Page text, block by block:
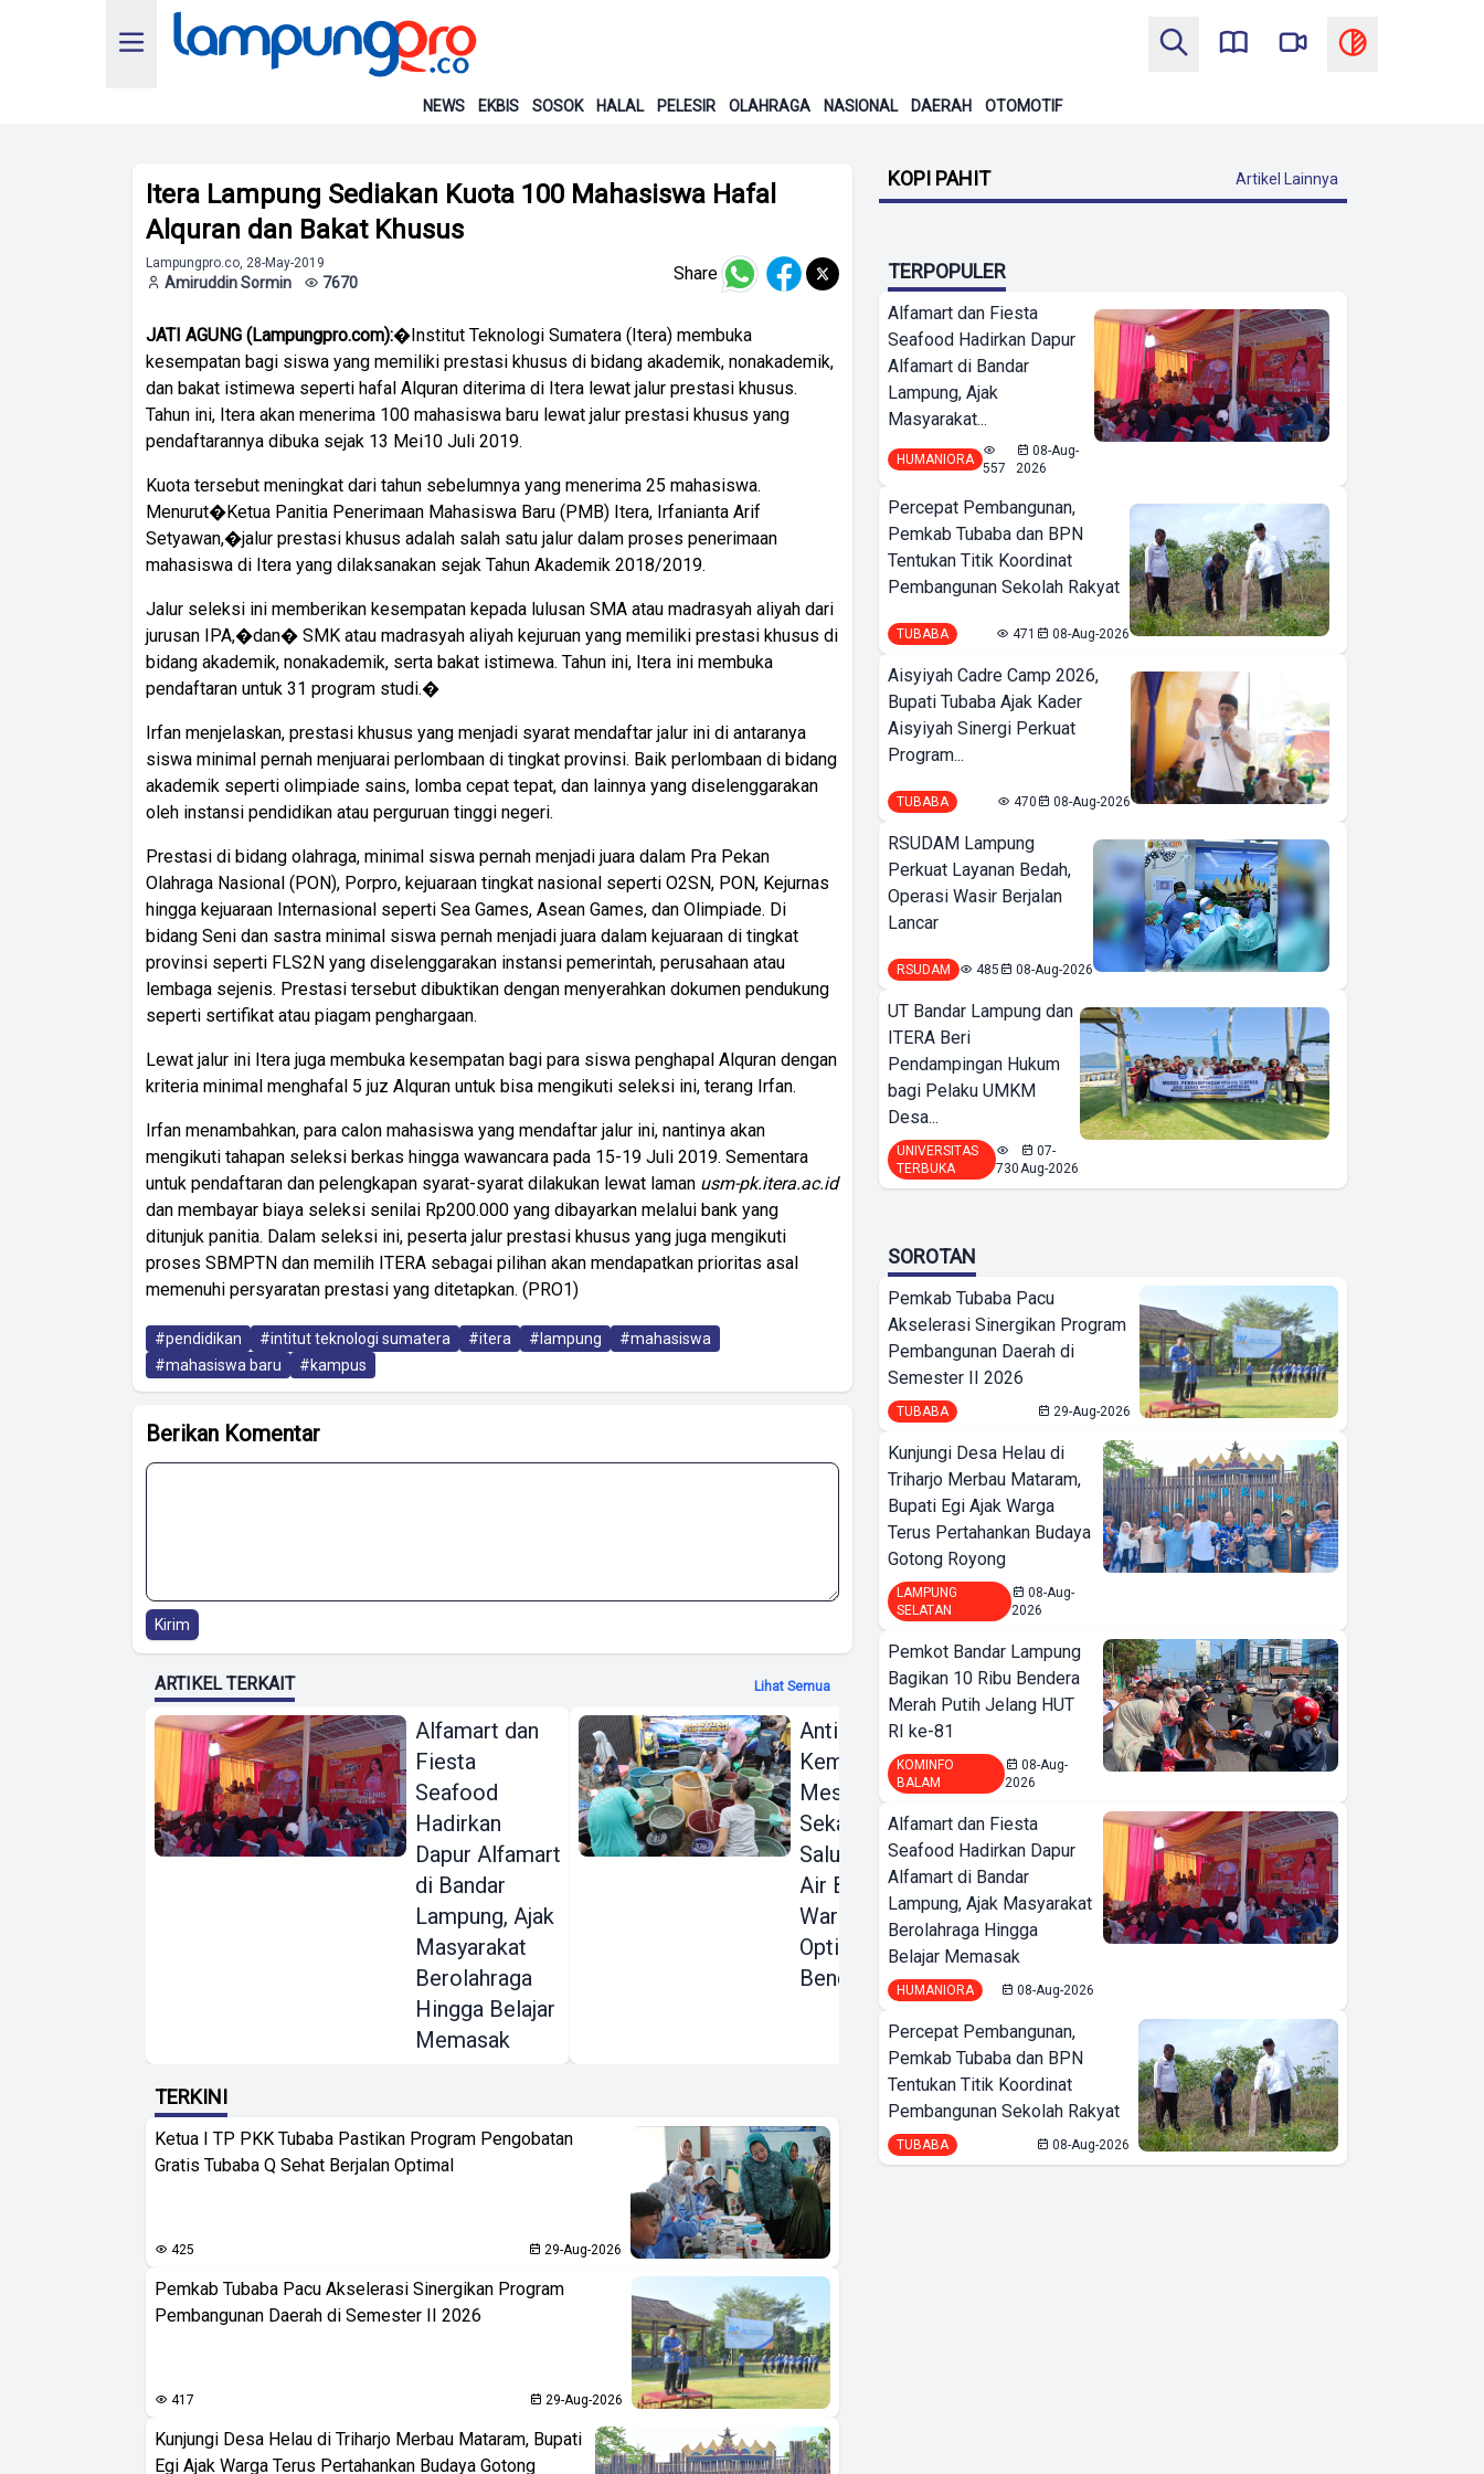
NEWS EKBIS SOSOK HALAL PELESIR OLAHRAGA NASIONAL DAERAH OTOMOTIF
Itera Lampung Sediakan Kuota 100 Mahasiswa Hafal
Alquran dan Bakat Khusus
Lampungpro.co, 28-May-2019
Amiruddin Sormin 7670 Share
JATI AGUNG (Lampungpro.com):�Institut Teknologi Sumatera (Itera) membuka
kesempatan bagi siswa yang memiliki prestasi khusus di bidang akademik, nonakademik,
dan bakat istimewa seperti hafal Alquran diterima di Itera lewat jalur prestasi khusus.
Tahun ini, Itera akan menerima 100 mahasiswa baru lewat jalur prestasi khusus yang
pendaftarannya dibuka sejak 13 Mei10 Juli 2019.
Kuota tersebut meningkat dari tahun sebelumnya yang menerima 25 mahasiswa.
Menurut�Ketua Panitia Penerimaan Mahasiswa Baru (PMB) Itera, Irfanianta Arif
Setyawan,�jalur prestasi khusus adalah salah satu jalur dalam proses penerimaan
mahasiswa di Itera yang dilaksanakan sejak Tahun Akademik 2018/2019.
Jalur seleksi ini memberikan kesempatan kepada lulusan SMA atau madrasyah aliyah dari
jurusan IPA,�dan� SMK atau madrasyah aliyah kejuruan yang memiliki prestasi khusus di
bidang akademik, nonakademik, serta bakat istimewa. Tahun ini, Itera ini membuka
pendaftaran untuk 31 program studi.�
Irfan menjelaskan, prestasi khusus yang menjadi syarat mendaftar jalur ini di antaranya
siswa minimal pernah menjuarai perlombaan di tingkat provinsi. Baik perlombaan di bidang
akademik seperti olimpiade sains, lomba cepat tepat, dan lainnya yang diselenggarakan
oleh instansi pendidikan atau perguruan tinggi negeri.
Prestasi di bidang olahraga, minimal siswa pernah menjadi juara dalam Pra Pekan
Olahraga Nasional (PON), Porpro, kejuaraan tingkat nasional seperti O2SN, PON, Kejurnas
hingga kejuaraan Internasional seperti Sea Games, Asean Games, dan Olimpiade. Di
bidang Seni dan sastra minimal siswa pernah menjadi juara dalam kejuaraan di tingkat
provinsi seperti FLS2N yang diselenggarakan instansi pemerintah, perusahaan atau
lembaga sejenis. Prestasi tersebut dibuktikan dengan menyerahkan dokumen pendukung
seperti sertifikat atau piagam penghargaan.
Lewat jalur ini Itera juga membuka kesempatan bagi para siswa penghapal Alquran dengan
kriteria minimal menghafal 5 juz Alquran untuk bisa mengikuti seleksi ini, terang Irfan.
Irfan menambahkan, para calon mahasiswa yang mendaftar jalur ini, nantinya akan
mengikuti tahapan seleksi berkas hingga wawancara pada 15-19 Juli 2019. Sementara
untuk pendaftaran dan pelengkapan syarat-syarat dilakukan lewat laman usm-pk.itera.ac.id
dan membayar biaya seleksi senilai Rp200.000 yang dibayarkan melalui bank yang
ditunjuk panitia. Dalam seleksi ini, peserta jalur prestasi khusus yang juga mengikuti
proses SBMPTN dan memilih ITERA sebagai pilihan akan mendapatkan prioritas asal
memenuhi persyaratan prestasi yang ditetapkan. (PRO1)
#pendidikan #intitut teknologi sumatera #itera #lampung
#mahasiswa
#mahasiswa baru
#kampus
Berikan Komentar
Kirim
ARTIKEL TERKAIT Lihat Semua
Alfamart dan
Fiesta
Seafood
Hadirkan
Dapur Alfamart
di Bandar
Lampung, Ajak
Masyarakat
Berolahraga
Hingga Belajar
Memasak
Antisipasi
Kemarau, BBWS
Mesuji -
Sekampung
Salurkan Bantuan
Air Bersih ke
Warga Hingga
Optimalkan
Bendungan
Japfa for Kids
Hadir di 15
Sekolah Dasar
di Lampung
Selatan,
Kampanyekan
Perbaikan Gizi
Menuju
TERKINI
Ketua I TP PKK Tubaba Pastikan Program Pengobatan
Gratis Tubaba Q Sehat Berjalan Optimal
425 29-Aug-2026
Pemkab Tubaba Pacu Akselerasi Sinergikan Program
Pembangunan Daerah di Semester II 2026
417 29-Aug-2026
Kunjungi Desa Helau di Triharjo Merbau Mataram, Bupati
Egi Ajak Warga Terus Pertahankan Budaya Gotong
KOPI PAHIT Artikel Lainnya
TERPOPULER
Alfamart dan Fiesta
Seafood Hadirkan Dapur
Alfamart di Bandar
Lampung, Ajak
Masyarakat...
HUMANIORA
557
08-Aug-
2026
Percepat Pembangunan,
Pemkab Tubaba dan BPN
Tentukan Titik Koordinat
Pembangunan Sekolah Rakyat
TUBABA 471 08-Aug-2026
Aisyiyah Cadre Camp 2026,
Bupati Tubaba Ajak Kader
Aisyiyah Sinergi Perkuat
Program...
TUBABA 470 08-Aug-2026
RSUDAM Lampung
Perkuat Layanan Bedah,
Operasi Wasir Berjalan
Lancar
RSUDAM 485 08-Aug-2026
UT Bandar Lampung dan
ITERA Beri
Pendampingan Hukum
bagi Pelaku UMKM
Desa...
UNIVERSITAS
TERBUKA
730
07-
Aug-2026
SOROTAN
Pemkab Tubaba Pacu
Akselerasi Sinergikan Program
Pembangunan Daerah di
Semester II 2026
TUBABA 29-Aug-2026
Kunjungi Desa Helau di
Triharjo Merbau Mataram,
Bupati Egi Ajak Warga
Terus Pertahankan Budaya
Gotong Royong
LAMPUNG
SELATAN
08-Aug-
2026
Pemkot Bandar Lampung
Bagikan 10 Ribu Bendera
Merah Putih Jelang HUT
RI ke-81
KOMINFO
BALAM
08-Aug-
2026
Alfamart dan Fiesta
Seafood Hadirkan Dapur
Alfamart di Bandar
Lampung, Ajak Masyarakat
Berolahraga Hingga
Belajar Memasak
HUMANIORA 08-Aug-2026
Percepat Pembangunan,
Pemkab Tubaba dan BPN
Tentukan Titik Koordinat
Pembangunan Sekolah Rakyat
TUBABA 08-Aug-2026